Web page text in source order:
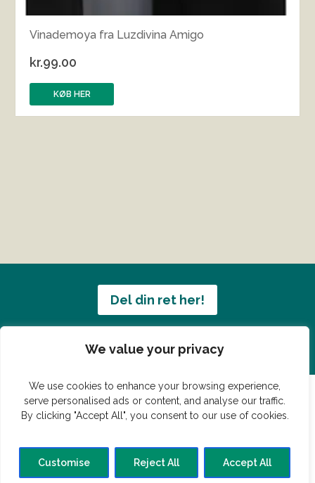
We value your privacy
We use cookies to enhance your browsing experience,
serve personalised ads or content, and analyse our traffic.
By clicking "Accept All", you consent to our use of cookies.
Customise Reject All Accept All
Vinademoya fra Luzdivina Amigo
kr.99.00
KØB HER
Del din ret her!
Har du en konge ret du vil dele?
© Vildmedmad.dk 2019. God og nem mad!
Forside Gastroshop Madjokes Mad tips
Madblog
Hovedret
Bagværk Forret Buffet Dessert